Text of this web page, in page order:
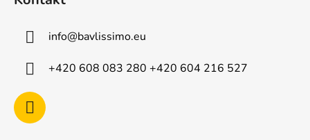
info@bavlissimo.eu
+420 608 083 280 +420 604 216 527